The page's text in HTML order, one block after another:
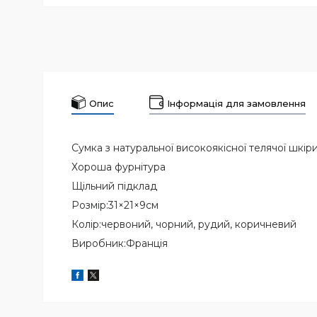
Опис Інформація для замовлення
Сумка з натуральної високоякісної телячої
Хороша фурнітура
Щільний підклад
Розмір:31×21×9см
Колір:червоний, чорний, рудий, коричневий
Виробник:Франція